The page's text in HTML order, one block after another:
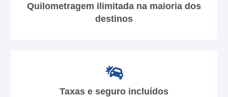
Quilometragem ilimitada na maioria dos
destinos
Taxas e seguro incluídos